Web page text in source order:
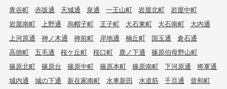
青谷町 赤坂通 天城通 泉通 一王山町 岩屋北町
岩屋中町
岩屋南町
上野通 烏帽子町 王子町 大石東町 大石南町
大内通
上河原通
神ノ木通 神前町 岸地通 楠丘町 国玉通
倉石通
高徳町
五毛通 桜ケ丘町 桜口町 鹿ノ下通
篠原伯母野山町
篠原北町
篠原台 篠原中町 篠原本町 篠原南町 下河原通
将軍通
城内通
城の下通 新在家南町 水車新田 水道筋 千旦通
曾和町